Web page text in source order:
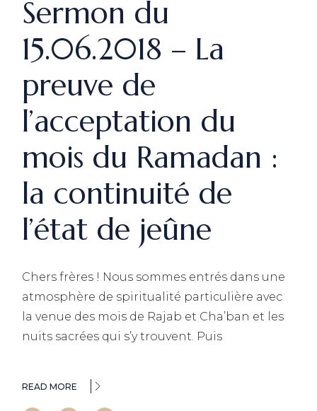
Sermon du
15.06.2018 – La
preuve de
l’acceptation du
mois du Ramadan :
la continuité de
l’état de jeûne
Chers frères ! Nous sommes entrés dans une
atmosphère de spiritualité particulière avec
la venue des mois de Rajab et Cha’ban et les
nuits sacrées qui s’y trouvent. Puis
READ MORE